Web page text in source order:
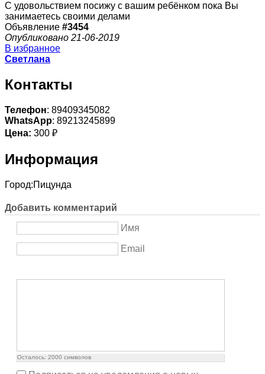
С удовольствием посижу с вашим ребёнком пока Вы
занимаетесь своими делами
Объявление #3454
Опубликовано 21-06-2019
В избранное
Светлана
Контакты
Телефон: 89409345082
WhatsApp: 89213245899
Цена: 300 ₽
Информация
Город:Пицунда
Добавить комментарий
Имя
Email
Осталось: 2000 символов